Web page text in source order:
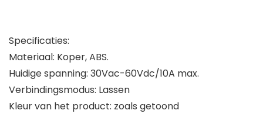
Specificaties:
Materiaal: Koper, ABS.
Huidige spanning: 30Vac-60Vdc/10A max.
Verbindingsmodus: Lassen
Kleur van het product: zoals getoond